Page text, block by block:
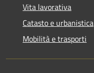
Vita lavorativa
Catasto e urbanistica
Mobilità e trasporti